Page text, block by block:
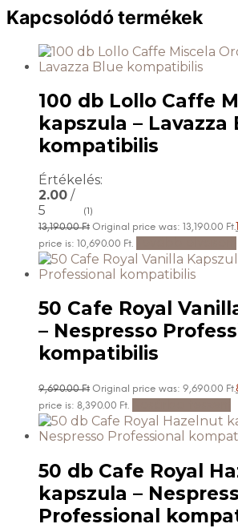
Kapcsolódó termékek
100 db Lollo Caffe
kapszula – Lavazza
kompatibilis
Értékelés:
2.00 /
5
(1)
13,190.00Ft Original price was: 13,190.00 Ft.
price is: 10,690.00 Ft.
50 Cafe Royal
– Nespresso
kompatibilis
9,690.00Ft Original price was: 9,690.00 Ft.
price is: 8,390.00 Ft.
50 db Cafe Royal
kapszula –
Professional